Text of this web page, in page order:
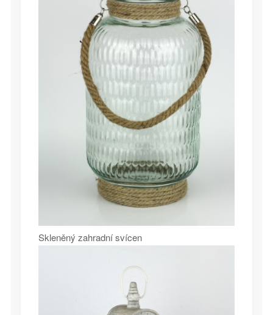
Skleněný zahradní svícen